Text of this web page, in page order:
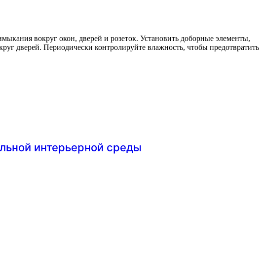
вокруг окон, дверей и розеток. Установить доборные элементы,
дверей. Периодически контролируйте влажность, чтобы предотвратить
интерьерной среды